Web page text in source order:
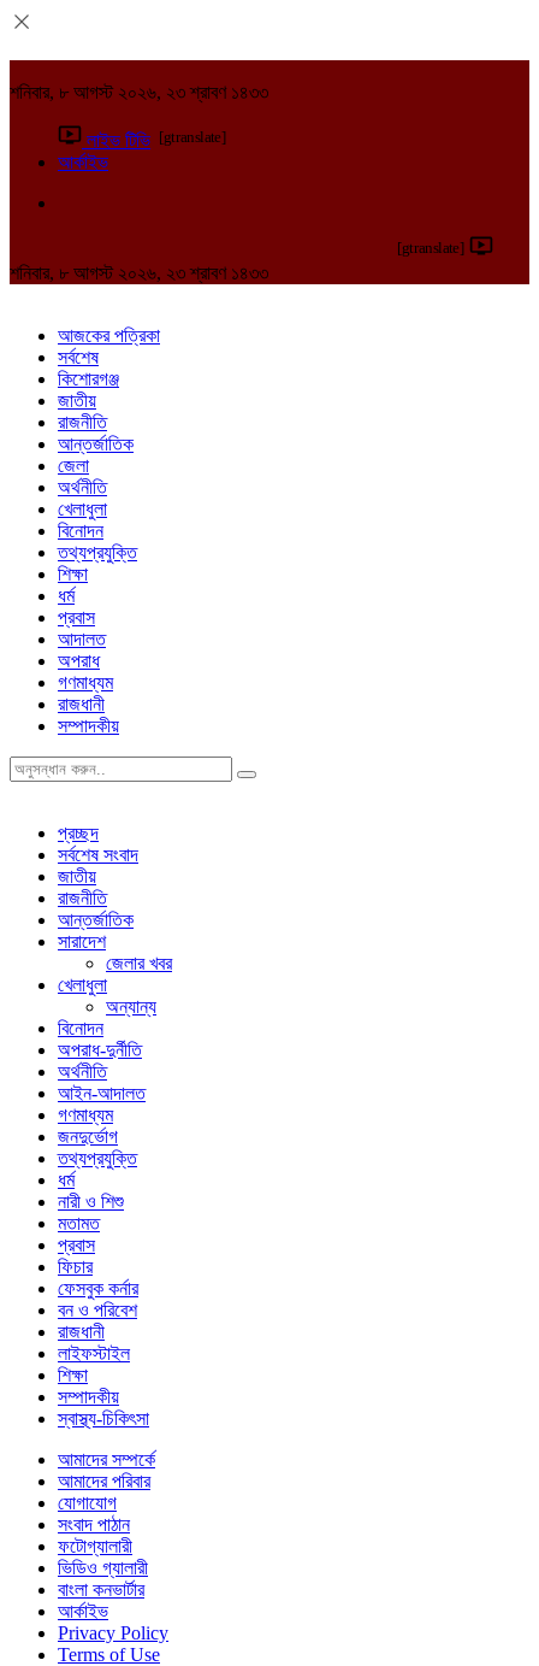
শনিবার, ৮ আগস্ট ২০২৬, ২৩ শ্রাবণ ১৪৩৩
লাইভ টিভি [gtranslate]
আর্কাইভ
[gtranslate]
শনিবার, ৮ আগস্ট ২০২৬, ২৩ শ্রাবণ ১৪৩৩
আজকের পত্রিকা
সর্বশেষ
কিশোরগঞ্জ
জাতীয়
রাজনীতি
আন্তর্জাতিক
জেলা
অর্থনীতি
খেলাধুলা
বিনোদন
তথ্যপ্রযুক্তি
শিক্ষা
ধর্ম
প্রবাস
আদালত
অপরাধ
গণমাধ্যম
রাজধানী
সম্পাদকীয়
প্রচ্ছদ
সর্বশেষ সংবাদ
জাতীয়
রাজনীতি
আন্তর্জাতিক
সারাদেশ
জেলার খবর
খেলাধুলা
অন্যান্য
বিনোদন
অপরাধ-দুর্নীতি
অর্থনীতি
আইন-আদালত
গণমাধ্যম
জনদুর্ভোগ
তথ্যপ্রযুক্তি
ধর্ম
নারী ও শিশু
মতামত
প্রবাস
ফিচার
ফেসবুক কর্নার
বন ও পরিবেশ
রাজধানী
লাইফস্টাইল
শিক্ষা
সম্পাদকীয়
স্বাস্থ্য-চিকিৎসা
আমাদের সম্পর্কে
আমাদের পরিবার
যোগাযোগ
সংবাদ পাঠান
ফটোগ্যালারী
ভিডিও গ্যালারী
বাংলা কনভার্টার
আর্কাইভ
Privacy Policy
Terms of Use